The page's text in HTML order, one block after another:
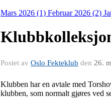
Mars 2026 (1) Februar 2026 (2)
Postet av Oslo Fekteklub den 26.
Klubben har en avtale med
klubben, som normalt gjøres ved